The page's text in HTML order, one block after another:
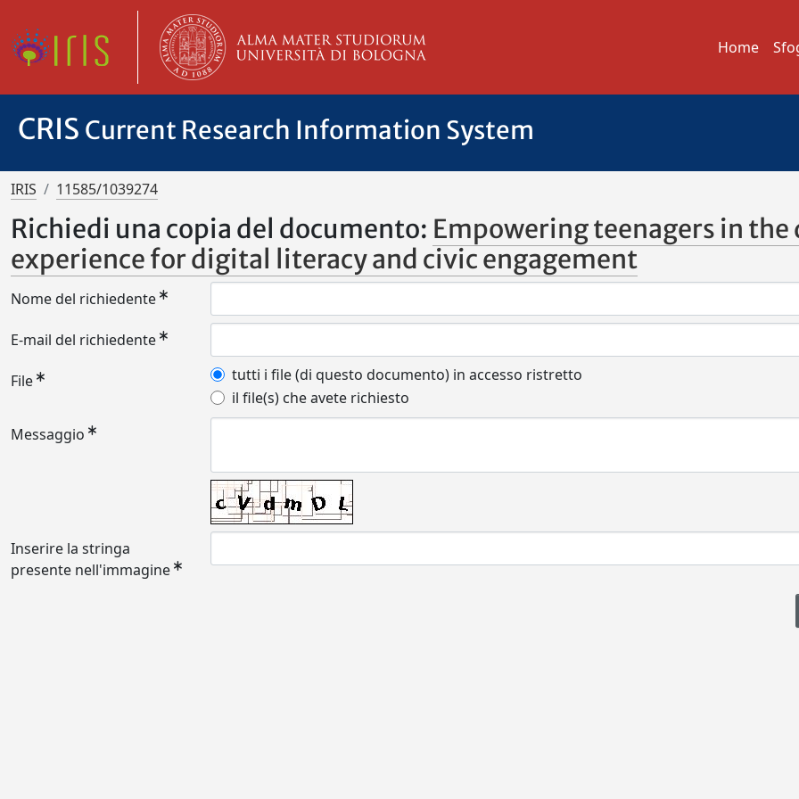
Home
CRIS Current Research Information System
IRIS 11585/1039274
Richiedi una copia del documento: Empowering teenagers in
experience for digital literacy and civic engagement
Nome del richiedente
E-mail del richiedente
File
tutti i file (di questo documento) in accesso ristretto
il file(s) che avete richiesto
Messaggio
Inserire la stringa
presente nell'immagine